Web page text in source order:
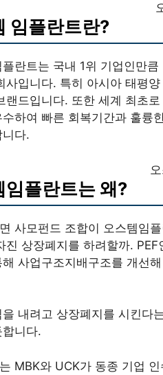
임플란트란?
란트는 국내 1위 기업인만
사입니다. 특히 아시아 태평
랜드입니다. 또한 세계 최초
하여 빠른 회복기간과 훌륭
다.
임플란트는 왜?
사모펀드 조합이 오스템임
진 상장폐지를 하려할까.
사업구조지배구조를 개선
을 내려고 상장폐지를 시킨다
니다.
MBK와 UCK가 동종 기업